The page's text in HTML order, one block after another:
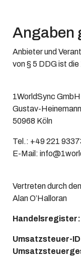
Angaben
Anbieter und
von § 5 DDG ist
1WorldSync GmbH
Gustav-
50968 Köln
Tel.: +49 221
E-Mail:
Vertreten durch
Alan O’Halloran
Handelsregister:
Umsatzsteuer-